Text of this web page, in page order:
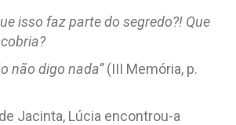
isso faz parte do segredo?! Que
não digo nada”(III Memória, p.
Jacinta, Lúcia encontrou-a